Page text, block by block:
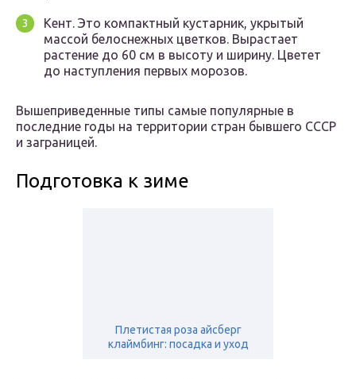
Кент. Это компактный кустарник, укрытый
массой белоснежных цветков. Вырастает
растение до 60 см в высоту и ширину. Цветет
до наступления первых морозов.
Вышеприведенные типы самые популярные в
последние годы на территории стран бывшего СССР
и заграницей.
Подготовка к зиме
Плетистая роза айсберг
клаймбинг: посадка и уход